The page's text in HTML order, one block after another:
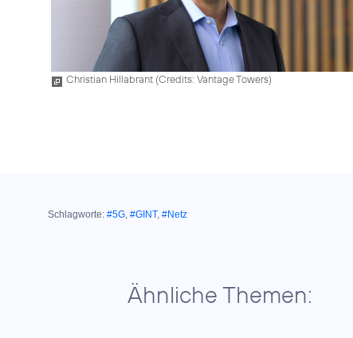
Christian Hillabrant (Credits: Vantage Towers)
Schlagworte: #5G, #GINT, #Netz
Ähnliche Themen: